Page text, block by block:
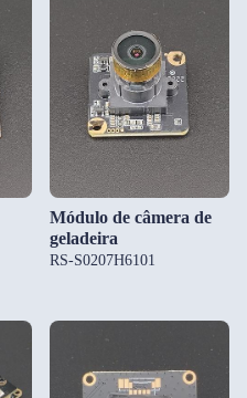
Módulo de câmera de
geladeira
RS-S0207H6101